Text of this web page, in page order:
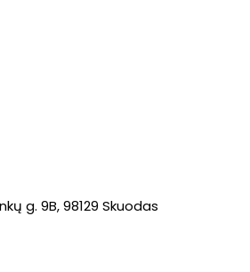
g. 9B, 98129 Skuodas